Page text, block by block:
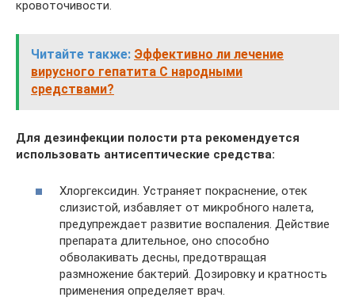
кровоточивости.
Читайте также: Эффективно ли лечение
вирусного гепатита С народными
средствами?
Для дезинфекции полости рта рекомендуется
использовать антисептические средства:
Хлоргексидин. Устраняет покраснение, отек
слизистой, избавляет от микробного налета,
предупреждает развитие воспаления. Действие
препарата длительное, оно способно
обволакивать десны, предотвращая
размножение бактерий. Дозировку и кратность
применения определяет врач.